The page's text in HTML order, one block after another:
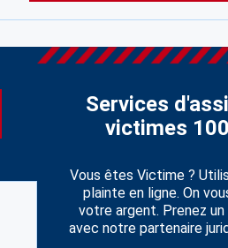
Services
victimes
Vous êtes Victime ?
plainte en ligne. On
votre argent. Prenez
avec notre partenaire